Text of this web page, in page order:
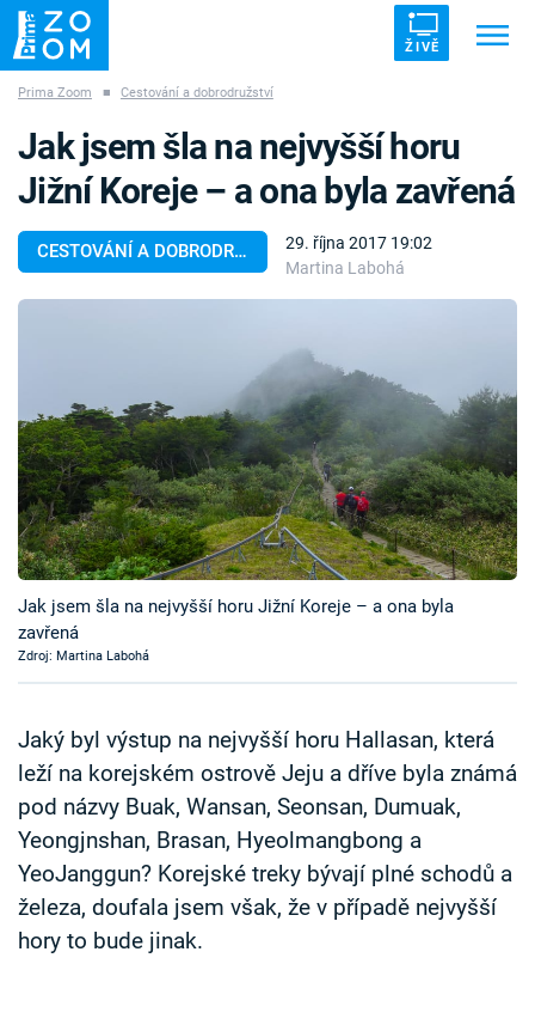
ŽIVĚ
ZÁHADY VETŘELCI DÁVNOVĚKU
Pořady
TV Program
Časopis
Sledujte prima+
Přihlášení
Sledujte nás
Prima Zoom ■ Cestování a dobrodružství
CESTOVÁNÍ A DOBRODRUŽSTVÍ
29. října 2017 19:02
Martina Labohá
Jak jsem šla na nejvyšší horu
Jižní Koreje – a ona byla zavřená
Jak jsem šla na nejvyšší horu Jižní Koreje – a ona byla
zavřená
Zdroj: Martina Labohá
Jaký byl výstup na nejvyšší horu Hallasan, která
leží na korejském ostrově Jeju a dříve byla známá
pod názvy Buak, Wansan, Seonsan, Dumuak,
Yeongjnshan, Brasan, Hyeolmangbong a
YeoJanggun? Korejské treky bývají plné schodů a
železa, doufala jsem však, že v případě nejvyšší
hory to bude jinak.